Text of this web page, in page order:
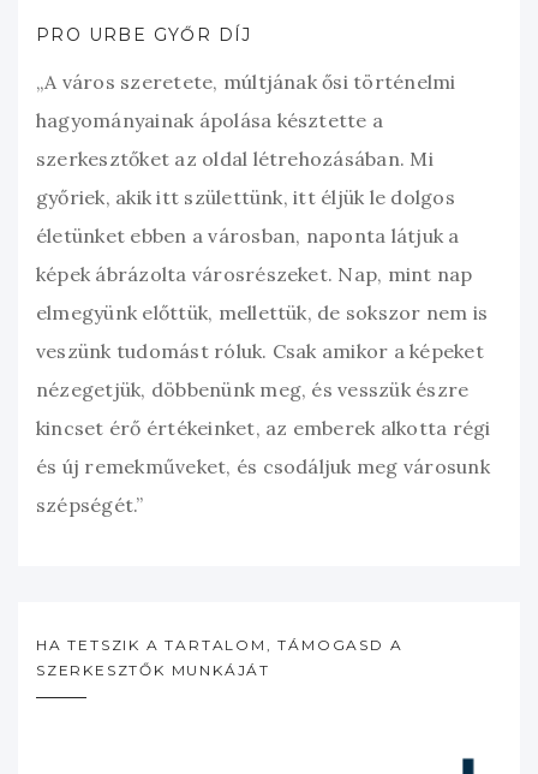
PRO URBE GYŐR DÍJ
„A város szeretete, múltjának ősi történelmi
hagyományainak ápolása késztette a
szerkesztőket az oldal létrehozásában. Mi
győriek, akik itt születtünk, itt éljük le dolgos
életünket ebben a városban, naponta látjuk a
képek ábrázolta városrészeket. Nap, mint nap
elmegyünk előttük, mellettük, de sokszor nem is
veszünk tudomást róluk. Csak amikor a képeket
nézegetjük, döbbenünk meg, és vesszük észre
kincset érő értékeinket, az emberek alkotta régi
és új remekműveket, és csodáljuk meg városunk
szépségét.”
HA TETSZIK A TARTALOM, TÁMOGASD A
SZERKESZTŐK MUNKÁJÁT